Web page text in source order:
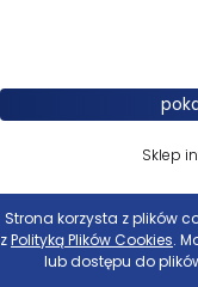
Strona korzysta z plików
zPolityką Plików Cookies.
lub dostępu do
Sklep